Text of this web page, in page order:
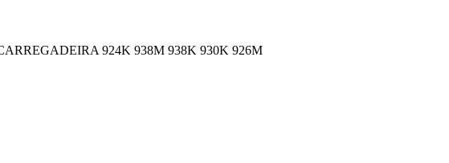
924K 938M 938K 930K 926M